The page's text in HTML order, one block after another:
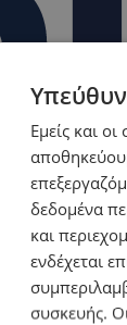
Εμείς και
δεδομένα
και
ενδέχεται
συσκευής.